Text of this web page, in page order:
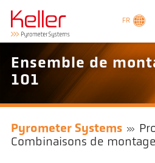
FR
Ensemble de
101
Pyrometer Systems
Combinaisons de montage